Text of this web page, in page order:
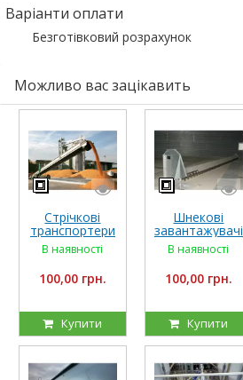
Варіанти оплати
Безготівковий розрахунок
Можливо вас зацікавить
Стрічкові
транспортери
RIELA
В наявності
100,00 грн.
Купити
Шнекові
завантажувачі
зерна
В наявності
100,00 грн.
Купити